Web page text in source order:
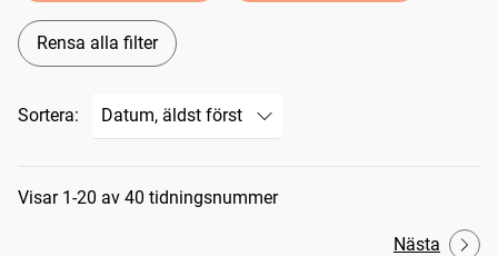
Rensa alla filter
Sortera:
Sökresultat
Visar 1-20 av 40 tidningsnummer
Nästa